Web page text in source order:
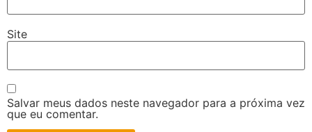
Site
Salvar meus dados neste navegador para a próxima vez
que eu comentar.